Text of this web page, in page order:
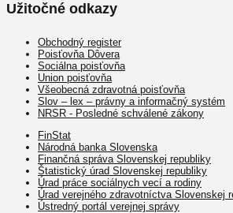
Užitočné odkazy
Obchodný register
Poisťovňa Dôvera
Sociálna poisťovňa
Union poisťovňa
Všeobecná zdravotná poisťovňa
Slov – lex – právny a informačný systém
NRSR - Posledné schválené zákony
FinStat
Národná banka Slovenska
Finančná správa Slovenskej republiky
Štatistický úrad Slovenskej republiky
Úrad práce sociálnych vecí a rodiny
Úrad verejného zdravotníctva Slovenskej
Ústredný portál verejnej správy